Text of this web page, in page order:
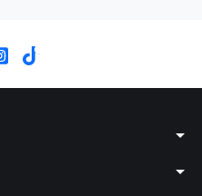
arrow_drop_down
arrow_drop_down